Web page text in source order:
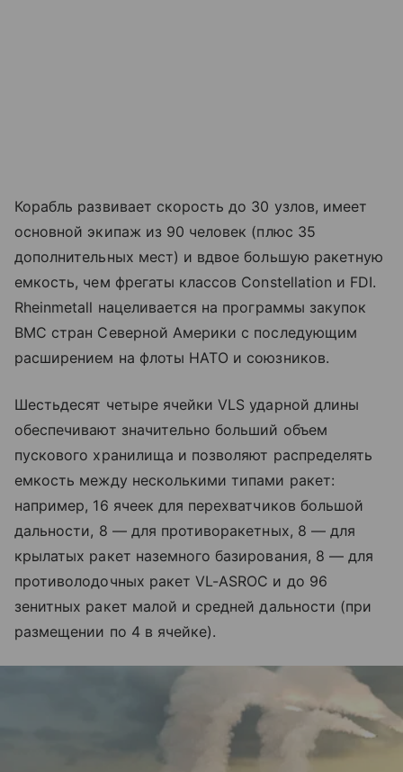
Корабль развивает скорость до 30 узлов, имеет
основной экипаж из 90 человек (плюс 35
дополнительных мест) и вдвое большую ракетную
емкость, чем фрегаты классов Constellation и FDI.
Rheinmetall нацеливается на программы закупок
ВМС стран Северной Америки с последующим
расширением на флоты НАТО и союзников.
Шестьдесят четыре ячейки VLS ударной длины
обеспечивают значительно больший объем
пускового хранилища и позволяют распределять
емкость между несколькими типами ракет:
например, 16 ячеек для перехватчиков большой
дальности, 8 — для противоракетных, 8 — для
крылатых ракет наземного базирования, 8 — для
противолодочных ракет VL-ASROC и до 96
зенитных ракет малой и средней дальности (при
размещении по 4 в ячейке).